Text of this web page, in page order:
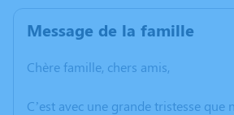
Message de la famille
Chère famille, chers amis,
C’est avec une grande tristesse que